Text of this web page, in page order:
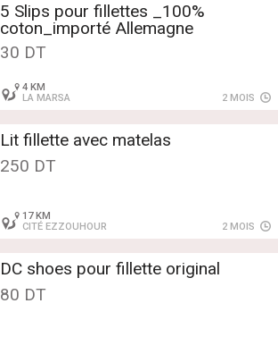
5 Slips pour fillettes _100%
coton_importé Allemagne
30 DT
4 KM
LA MARSA
2 MOIS
Lit fillette avec matelas
250 DT
17 KM
CITÉ EZZOUHOUR
2 MOIS
DC shoes pour fillette original
80 DT